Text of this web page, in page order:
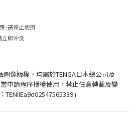
圖像版權，均屬於TENGA日本總公司及
申請程序授權使用，禁止任意轉載及變
」